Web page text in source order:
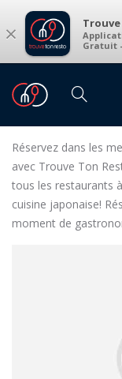
×
Gratuit
Restaurants
Restaurants
Réservez dans les
avec Trouve Ton
tous les restaurants
cuisine japonaise!
moment de